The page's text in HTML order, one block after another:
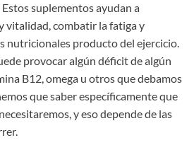
suplementos ayudan a
vitalidad, combatir la fatiga y
nutricionales producto del ejercicio.
provocar algún déficit de algún
B12, omega u otros que debamos
que saber específicamente que
y eso depende de las